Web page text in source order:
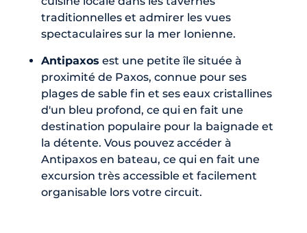
traditionnelles et admirer les vues
spectaculaires sur la mer Ionienne.
Antipaxos est une petite île située à
proximité de Paxos, connue pour ses
plages de sable fin et ses eaux cristallines
d'un bleu profond, ce qui en fait une
destination populaire pour la baignade et
la détente. Vous pouvez accéder à
Antipaxos en bateau, ce qui en fait une
excursion très accessible et facilement
organisable lors votre circuit.